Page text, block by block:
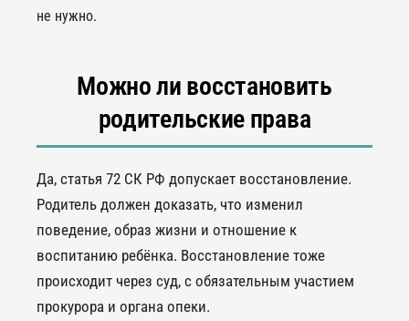
не нужно.
Можно ли восстановить
родительские права
Да, статья 72 СК РФ допускает восстановление.
Родитель должен доказать, что изменил
поведение, образ жизни и отношение к
воспитанию ребёнка. Восстановление тоже
происходит через суд, с обязательным участием
прокурора и органа опеки.